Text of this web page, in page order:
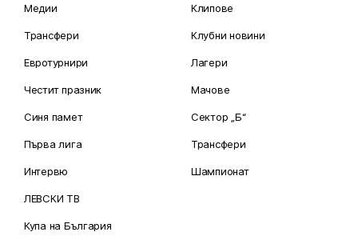
Медии
Трансфери
Евротурнири
Честит празник
Синя памет
Първа лига
Интервю
ЛЕВСКИ ТВ
Купа на България
Клипове
Клубни новини
Лагери
Мачове
Сектор „Б“
Трансфери
Шампионат